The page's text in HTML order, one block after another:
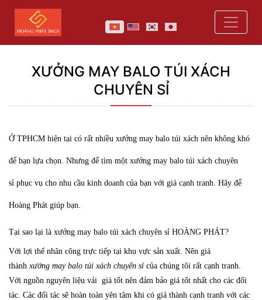
XƯỞNG MAY BALO TÚI XÁCH
CHUYÊN SỈ
Ở TPHCM hiện tại có rất nhiều xưởng may balo túi xách nên không khó
để bạn lựa chọn. Nhưng để tìm một xưởng may balo túi xách chuyên
sỉ phục vụ cho nhu cầu kinh doanh của bạn với giá cạnh tranh. Hãy để
Hoàng Phát giúp bạn.
Tại sao lại là xưởng may balo túi xách chuyên sỉ HOÀNG PHÁT?
Với lợi thế nhân công trực tiếp tại khu vực sản xuất. Nên giá
thành xưởng may balo túi xách chuyển sỉ của chúng tôi rất cạnh tranh.
Với nguồn nguyên liệu vải giá tốt nên đảm bảo giá tốt nhất cho các đối
tác. Các đối tác sẽ hoàn toàn yên tâm khi có giá thành cạnh tranh với các